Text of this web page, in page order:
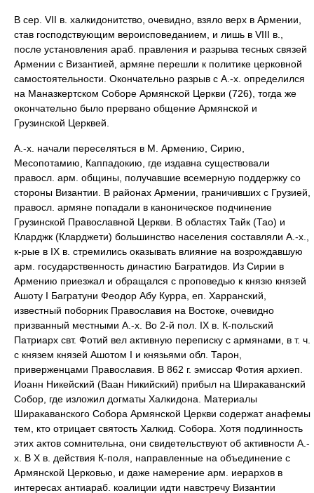
В сер. VII в. халкидонитство, очевидно, взяло верх в Армении,
став господствующим вероисповеданием, и лишь в VIII в.,
после установления араб. правления и разрыва тесных связей
Армении с Византией, армяне перешли к политике церковной
самостоятельности. Окончательно разрыв с А.-х. определился
на Маназкертском Соборе Армянской Церкви (726), тогда же
окончательно было прервано общение Армянской и
Грузинской Церквей.
А.-х. начали переселяться в М. Армению, Сирию,
Месопотамию, Каппадокию, где издавна существовали
правосл. арм. общины, получавшие всемерную поддержку со
стороны Византии. В районах Армении, граничивших с Грузией,
правосл. армяне попадали в каноническое подчинение
Грузинской Православной Церкви. В областях Тайк (Тао) и
Кларджк (Кларджети) большинство населения составляли А.-х.,
к-рые в IX в. стремились оказывать влияние на возрождавшую
арм. государственность династию Багратидов. Из Сирии в
Армению приезжал и обращался с проповедью к князю князей
Ашоту I Багратуни Феодор Абу Курра, еп. Харранский,
известный поборник Православия на Востоке, очевидно
призванный местными А.-х. Во 2-й пол. IX в. К-польский
Патриарх свт. Фотий вел активную переписку с армянами, в т. ч.
с князем князей Ашотом I и князьями обл. Тарон,
приверженцами Православия. В 862 г. эмиссар Фотия архиеп.
Иоанн Никейский (Ваан Никийский) прибыл на Ширакаванский
Собор, где изложил догматы Халкидона. Материалы
Ширакаванского Собора Армянской Церкви содержат анафемы
тем, кто отрицает святость Халкид. Собора. Хотя подлинность
этих актов сомнительна, они свидетельствуют об активности А.-
х. В X в. действия К-поля, направленные на объединение с
Армянской Церковью, и даже намерение арм. иерархов в
интересах антиараб. коалиции идти навстречу Византии